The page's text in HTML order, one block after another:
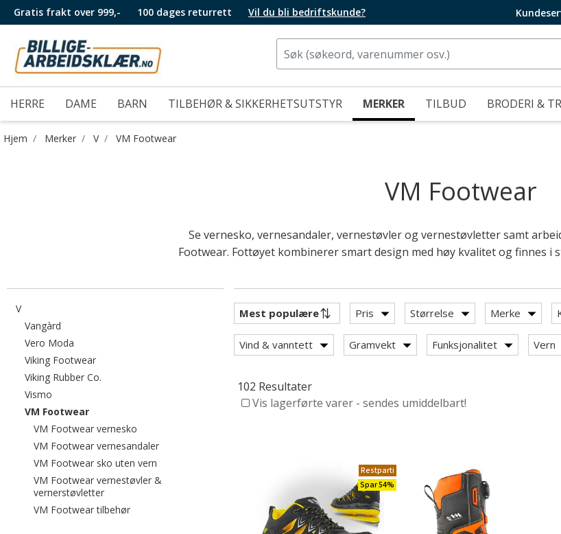
Gratis frakt over 999,- 100 dages returrett Vil du bli bedriftskunde?
HERRE DAME BARN TILBEHØR & SIKKERHETSUTSTYR MERKER TILBUD BRODERI &
Hjem Merker V VM Footwear
VM Footwear
Se vernesko, vernesandaler, vernestøvler og vernestøvletter samt
Footwear. Fottøyet kombinerer smart design med høy kvalitet og finnes i
VFiltrer etter category: V
Vangàrd
Vero Moda
Viking FootwearFiltrer etter category: Viking Footwear
Viking Rubber Co.
Vismo
VM Footwearvalgte For øyeblikket sortert etter category: VM Footwear
VM Footwear vernesko
VM Footwear vernesandalerFiltrer etter category: VM Footwear vernesandaler
VM Footwear sko uten vern Filtrer etter category: VM Footwear sko uten vern
VM Footwear vernestøvler &
vernerstøvletterFiltrer etter category: VM Footwear vernestøvler & vernerstøvletter
VM Footwear tilbehørFiltrer etter category: VM Footwear tilbehør
Pris Størrelse Merke
Vind & vanntett Gramvekt Funksjonalitet Vern
102 Resultater
Vis lagerførte varer - sendes umiddelbart!
Restparti
Spar 54%